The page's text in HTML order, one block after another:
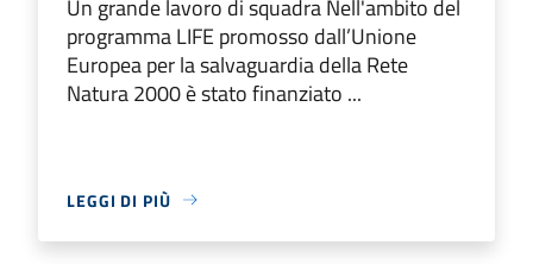
Un grande lavoro di squadra Nell'ambito del
programma LIFE promosso dall’Unione
Europea per la salvaguardia della Rete
Natura 2000 è stato finanziato ...
LEGGI DI PIÙ